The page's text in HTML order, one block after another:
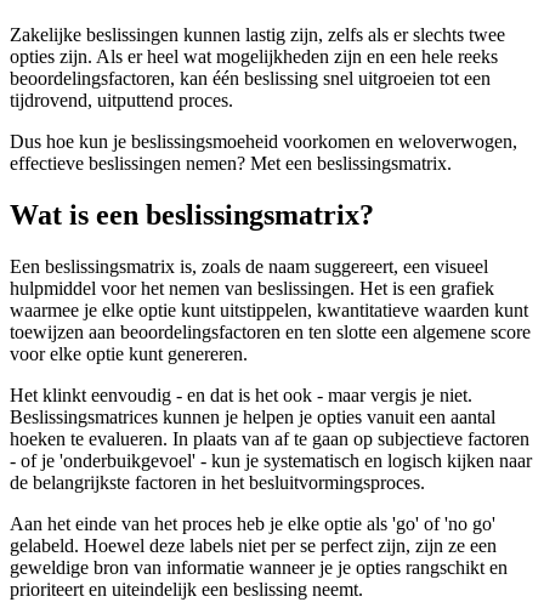
Zakelijke beslissingen kunnen lastig zijn, zelfs als er slechts twee
opties zijn. Als er heel wat mogelijkheden zijn en een hele reeks
beoordelingsfactoren, kan één beslissing snel uitgroeien tot een
tijdrovend, uitputtend proces.
Dus hoe kun je beslissingsmoeheid voorkomen en weloverwogen,
effectieve beslissingen nemen? Met een beslissingsmatrix.
Wat is een beslissingsmatrix?
Een beslissingsmatrix is, zoals de naam suggereert, een visueel
hulpmiddel voor het nemen van beslissingen. Het is een grafiek
waarmee je elke optie kunt uitstippelen, kwantitatieve waarden kunt
toewijzen aan beoordelingsfactoren en ten slotte een algemene score
voor elke optie kunt genereren.
Het klinkt eenvoudig - en dat is het ook - maar vergis je niet.
Beslissingsmatrices kunnen je helpen je opties vanuit een aantal
hoeken te evalueren. In plaats van af te gaan op subjectieve factoren
- of je 'onderbuikgevoel' - kun je systematisch en logisch kijken naar
de belangrijkste factoren in het besluitvormingsproces.
Aan het einde van het proces heb je elke optie als 'go' of 'no go'
gelabeld. Hoewel deze labels niet per se perfect zijn, zijn ze een
geweldige bron van informatie wanneer je je opties rangschikt en
prioriteert en uiteindelijk een beslissing neemt.